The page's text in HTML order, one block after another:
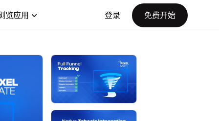
览应用 登录 免费开始